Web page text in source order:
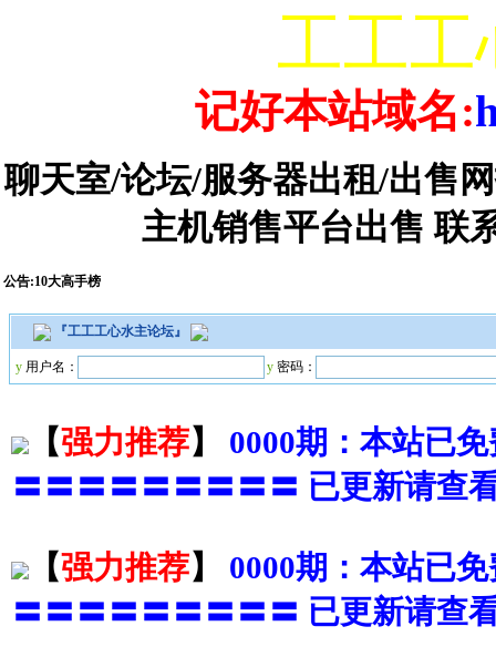
工工工
记好本站域名:
聊天室/论坛/服务器出租/出售
主机销售平台出售 联
公告:10大高手榜
『工工工心水主论坛』
y用户名： y密码：
【强力推荐】
0000期：本站已
〓〓〓〓〓〓〓〓〓 已更新请查
【强力推荐】
0000期：本站已
〓〓〓〓〓〓〓〓〓 已更新请查